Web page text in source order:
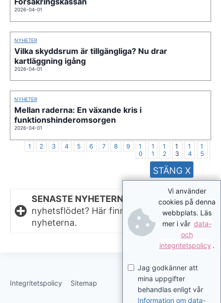
2026-04-01
NYHETER
Vilka skyddsrum är tillgängliga? Nu drar
kartläggning igång
2026-04-01
NYHETER
Mellan raderna: En växande kris i
funktionshinderomsorgen
2026-04-01
1 2 3 4 5 6 7 8 9
1
0
1
1
1
2
1
3
1
4
1
5
SENASTE NYHETERNA.
Missat något i
nyhetsflödet? Här finns de senaste
nyheterna.
Integritetspolicy Sitemap
Vi använder
cookies på denna
webbplats. Läs
mer i vår data-
och
integritetspolicy .
Jag godkänner att
mina uppgifter
behandlas enligt vår
Information om data-
STÄNG X